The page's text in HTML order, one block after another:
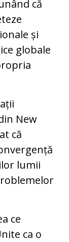
că
și
globale
New
că
lumii
ce
ca o